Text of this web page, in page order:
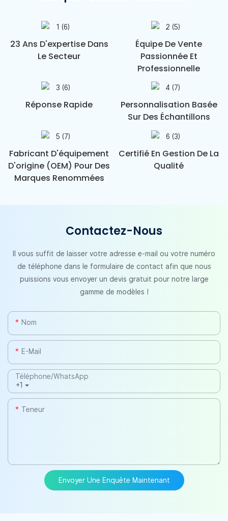
23 Ans D'expertise Dans
Le Secteur
Équipe De Vente
Passionnée Et
Professionnelle
Réponse Rapide
Personnalisation Basée
Sur Des Échantillons
Fabricant D'équipement
D'origine (OEM) Pour Des
Marques Renommées
Certifié En Gestion De La
Qualité
Contactez-Nous
Il vous suffit de laisser votre adresse e-mail ou votre numéro
de téléphone dans le formulaire de contact afin que nous
puissions vous envoyer un devis gratuit pour notre large
gamme de modèles !
Nom
E-Mail
+1
Téléphone/WhatsApp
Teneur
Envoyer Une Enquête Maintenant